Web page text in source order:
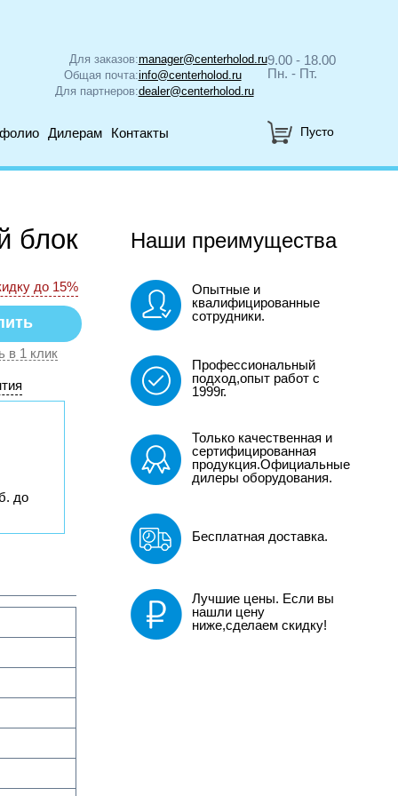
Для заказов:manager@centerholod.ru
Общая почта:info@centerholod.ru
Для партнеров:dealer@centerholod.ru
9.00 - 18.00
Пн. - Пт.
Дилерам Контакты Пусто
блок
до 15%
в 1 клик
до
Наши преимущества
Опытные и
квалифицированные
сотрудники.
Профессиональный
подход,опыт работ с
1999г.
Только качественная и
сертифицированная
продукция.Официальные
дилеры оборудования.
Бесплатная доставка.
Лучшие цены. Если вы
нашли цену
ниже,сделаем скидку!